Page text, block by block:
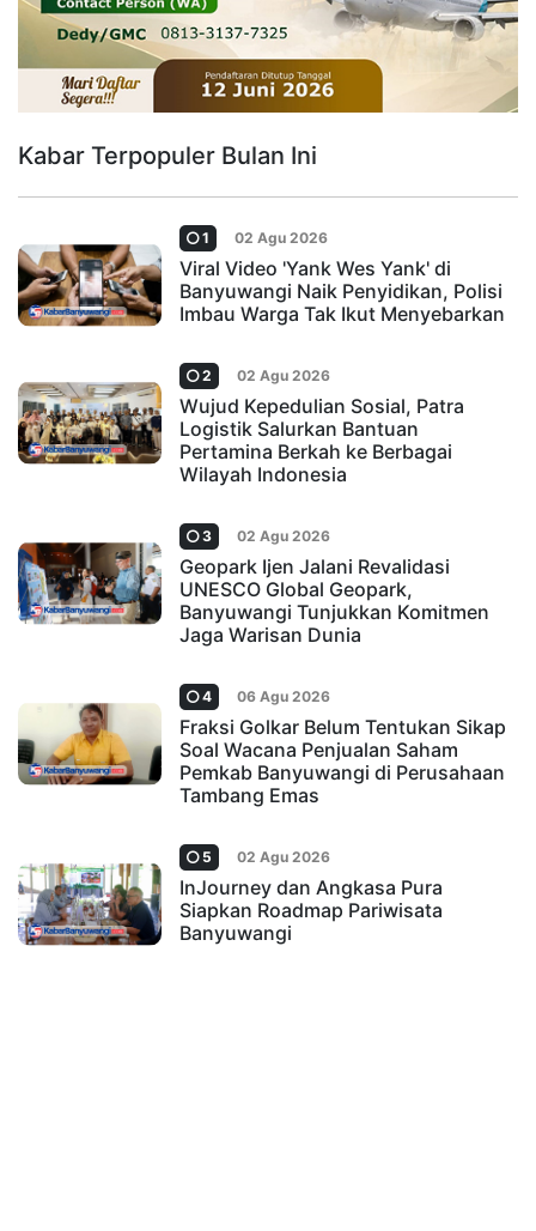
Kabar Terpopuler Bulan Ini
1 02 Agu 2026
Viral Video 'Yank Wes Yank' di
Banyuwangi Naik Penyidikan, Polisi
Imbau Warga Tak Ikut Menyebarkan
2 02 Agu 2026
Wujud Kepedulian Sosial, Patra
Logistik Salurkan Bantuan
Pertamina Berkah ke Berbagai
Wilayah Indonesia
3 02 Agu 2026
Geopark Ijen Jalani Revalidasi
UNESCO Global Geopark,
Banyuwangi Tunjukkan Komitmen
Jaga Warisan Dunia
4 06 Agu 2026
Fraksi Golkar Belum Tentukan Sikap
Soal Wacana Penjualan Saham
Pemkab Banyuwangi di Perusahaan
Tambang Emas
5 02 Agu 2026
InJourney dan Angkasa Pura
Siapkan Roadmap Pariwisata
Banyuwangi